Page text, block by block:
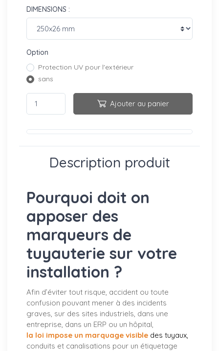
DIMENSIONS :
Option
Protection UV pour l'extérieur
sans
Ajouter au panier
Description produit
Pourquoi doit on
apposer des
marqueurs de
tuyauterie sur votre
installation ?
Afin d’éviter tout risque, accident ou toute
confusion pouvant mener à des incidents
graves, sur des sites industriels, dans une
entreprise, dans un ERP ou un hôpital,
la loi impose un marquage visible des tuyaux,
conduits et canalisations pour un étiquetage